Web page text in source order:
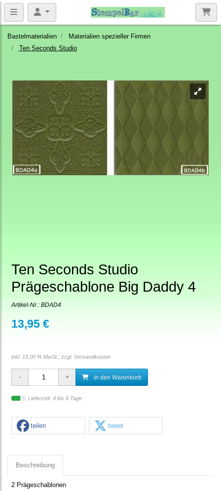
Bastelmaterialien
Materialien spezieller Firmen
Ten Seconds Studio
Ten Seconds Studio
Prägeschablone Big Daddy 4
Artikel-Nr.: BDAD4
13,95 €
inkl. 19,00 % MwSt., zzgl. Versandkosten
in den Warenkorb
Lieferzeit: 4 bis 6 Tage
teilen tweet
Beschreibung
2 Prägeschablonen